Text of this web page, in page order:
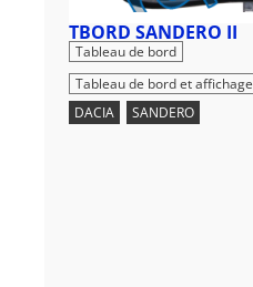
TBORD SANDERO II
Tableau de bord
Tableau de bord et affichage
DACIA
SANDERO